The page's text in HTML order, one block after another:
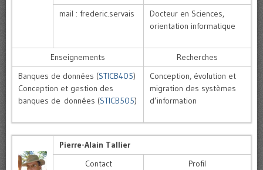
mail : frederic.servais
Docteur en Sciences,
orientation informatique
Enseignements
Recherches
Banques de données (STICB405)
Conception et gestion des
banques de données (STICB505)
Conception, évolution et
migration des systèmes
d’information
Pierre-Alain Tallier
Contact
Profil